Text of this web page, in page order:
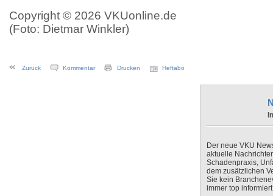
Copyright © 2026 VKUonline.de
(Foto: Dietmar Winkler)
Zurück Kommentar Drucken Heftabo
Der neue VKU
aktuelle
Schadenpraxis,
dem zusätzlichen
Sie kein
immer top